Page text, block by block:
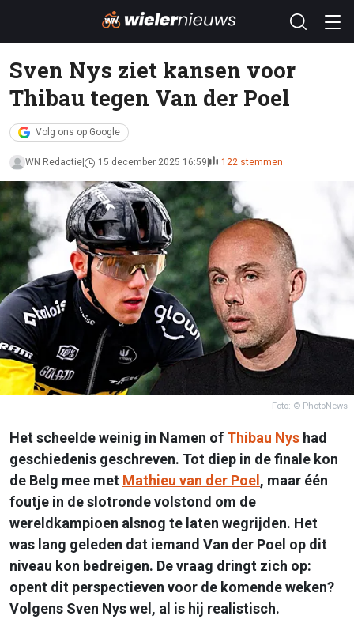
Sven Nys ziet kansen voor
Thibau tegen Van der Poel
Volg ons op Google
WN Redactie 15 december 2025 16:59 122 stemmen
Foto: © PhotoNews
Het scheelde weinig in Namen of Thibau Nys had
geschiedenis geschreven. Tot diep in de finale kon
de Belg mee met Mathieu van der Poel, maar één
foutje in de slotronde volstond om de
wereldkampioen alsnog te laten wegrijden. Het
was lang geleden dat iemand Van der Poel op dit
niveau kon bedreigen. De vraag dringt zich op:
opent dit perspectieven voor de komende weken?
Volgens Sven Nys wel, al is hij realistisch.